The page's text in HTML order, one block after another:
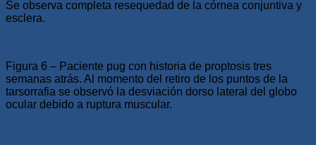
Se observa completa resequedad de la córnea conjuntiva y
esclera.
Figura 6 – Paciente pug con historia de proptosis tres
semanas atrás. Al momento del retiro de los puntos de la
tarsorrafia se observó la desviación dorso lateral del globo
ocular debido a ruptura muscular.